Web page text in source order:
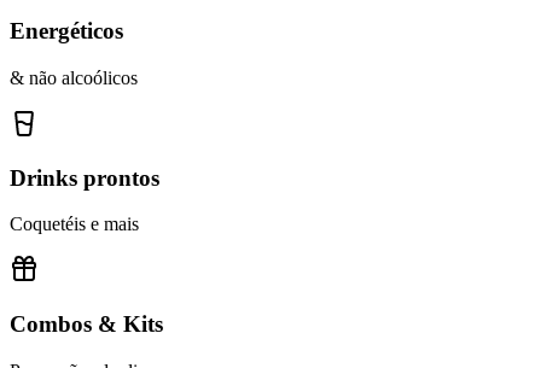
Energéticos
& não alcoólicos
Drinks prontos
Coquetéis e mais
Combos & Kits